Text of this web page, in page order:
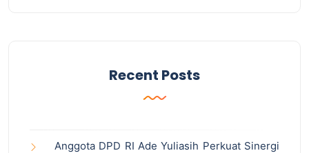
Recent Posts
Anggota DPD RI Ade Yuliasih Perkuat Sinergi